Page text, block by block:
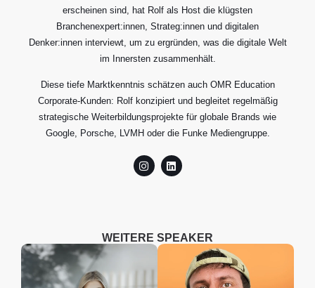
erscheinen sind, hat Rolf als Host die klügsten
Branchenexpert:innen, Strateg:innen und digitalen
Denker:innen interviewt, um zu ergründen, was die digitale Welt
im Innersten zusammenhält.
Diese tiefe Marktkenntnis schätzen auch OMR Education
Corporate-Kunden: Rolf konzipiert und begleitet regelmäßig
strategische Weiterbildungsprojekte für globale Brands wie
Google, Porsche, LVMH oder die Funke Mediengruppe.
WEITERE SPEAKER